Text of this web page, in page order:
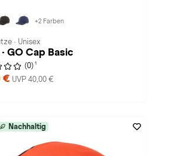
+2 Farben
· Unisex
GO Cap Basic
(0) 1
€ UVP 40,00 €
Nachhaltig